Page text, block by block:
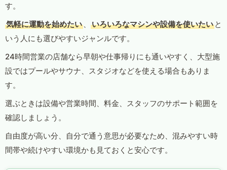
す。
気軽に運動を始めたい 、 いろいろなマシンや設備を使いたい と
いう人にも選びやすいジャンルです。
24時間営業の店舗なら早朝や仕事帰りにも通いやすく、大型施
設ではプールやサウナ、スタジオなどを使える場合もありま
す。
選ぶときは設備や営業時間、料金、スタッフのサポート範囲を
確認しましょう。
自由度が高い分、自分で通う意思が必要なため、混みやすい時
間帯や続けやすい環境かも見ておくと安心です。